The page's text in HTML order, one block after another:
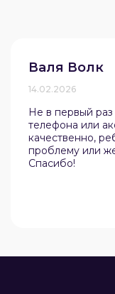
Валя Волк
14.02.2026
Не в первый
телефона или
качественно,
проблему или
Спасибо!